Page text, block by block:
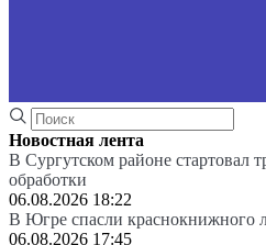
Новостная лента
В Сургутском районе стартовал
обработки
06.08.2026 18:22
В Югре спасли краснокнижного
06.08.2026 17:45